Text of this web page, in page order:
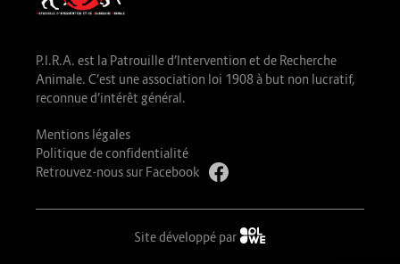
P.I.R.A. est la Patrouille d’Intervention et de Recherche
Animale. C’est une association loi 1908 à but non lucratif,
reconnue d’intérêt général.
Mentions légales
Politique de confidentialité
Retrouvez-nous sur Facebook
Site développé par